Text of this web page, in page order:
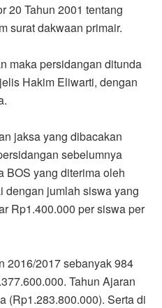
20 Tahun 2001 tentang
surat dakwaan primair.
maka persidangan ditunda
Hakim Eliwarti, dengan
jaksa yang dibacakan
sebelumnya
BOS yang diterima oleh
dengan jumlah siswa yang
Rp1.400.000 per siswa per
2016/2017 sebanyak 984
Tahun Ajaran
(Rp1.283.800.000). Serta di